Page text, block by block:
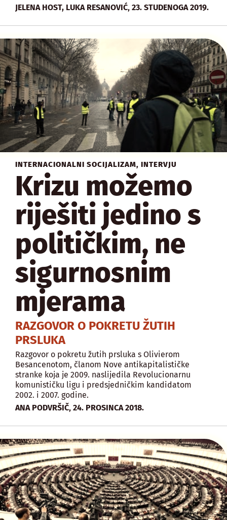
JELENA HOST, LUKA RESANOVIĆ, 23. STUDENOGA 2019.
INTERNACIONALNI SOCIJALIZAM, INTERVJU
Krizu možemo
riješiti jedino s
političkim, ne
sigurnosnim
mjerama
RAZGOVOR O POKRETU ŽUTIH
PRSLUKA
Razgovor o pokretu žutih prsluka s Olivierom
Besancenotom, članom Nove antikapitalističke
stranke koja je 2009. naslijedila Revolucionarnu
komunističku ligu i predsjedničkim kandidatom
2002. i 2007. godine.
ANA PODVRŠIČ, 24. PROSINCA 2018.